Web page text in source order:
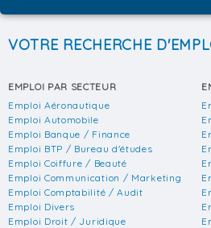
VOTRE RECHERCHE
EMPLOI PAR SECTEUR
Emploi Aéronautique
Emploi Automobile
Emploi Banque / Finance
Emploi BTP / Bureau d'études
Emploi Coiffure / Beauté
Emploi Communication / Marketing
Emploi Comptabilité / Audit
Emploi Divers
Emploi Droit / Juridique